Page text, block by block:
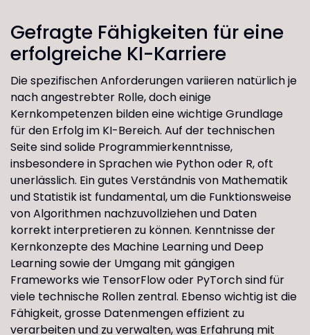
Gefragte Fähigkeiten für eine
erfolgreiche KI-Karriere
Die spezifischen Anforderungen variieren natürlich je
nach angestrebter Rolle, doch einige
Kernkompetenzen bilden eine wichtige Grundlage
für den Erfolg im KI-Bereich. Auf der technischen
Seite sind solide Programmierkenntnisse,
insbesondere in Sprachen wie Python oder R, oft
unerlässlich. Ein gutes Verständnis von Mathematik
und Statistik ist fundamental, um die Funktionsweise
von Algorithmen nachzuvollziehen und Daten
korrekt interpretieren zu können. Kenntnisse der
Kernkonzepte des Machine Learning und Deep
Learning sowie der Umgang mit gängigen
Frameworks wie TensorFlow oder PyTorch sind für
viele technische Rollen zentral. Ebenso wichtig ist die
Fähigkeit, grosse Datenmengen effizient zu
verarbeiten und zu verwalten, was Erfahrung mit